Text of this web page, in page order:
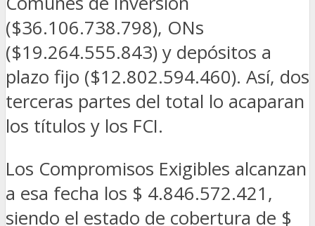
($36.106.738.798), ONs
($19.264.555.843) y depósitos a
plazo fijo ($12.802.594.460). Así, dos
terceras partes del total lo acaparan
los títulos y los FCI.
Los Compromisos Exigibles alcanzan
a esa fecha los $ 4.846.572.421,
siendo el estado de cobertura de $